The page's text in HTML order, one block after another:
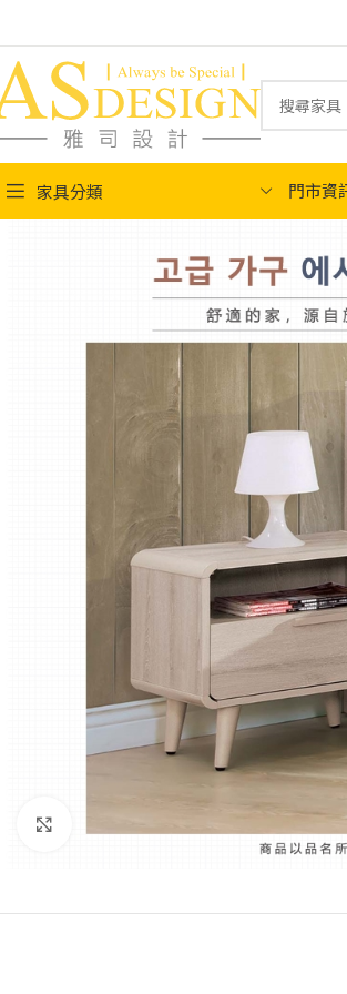
家具分類 門市資